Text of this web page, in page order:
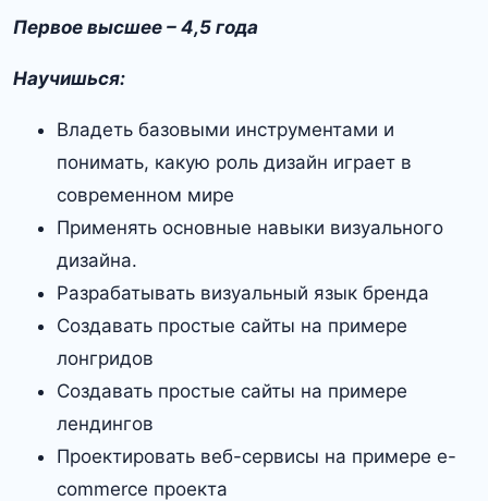
Первое высшее – 4,5 года
Научишься:
Владеть базовыми инструментами и
понимать, какую роль дизайн играет в
современном мире
Применять основные навыки визуального
дизайна.
Разрабатывать визуальный язык бренда
Создавать простые сайты на примере
лонгридов
Создавать простые сайты на примере
лендингов
Проектировать веб-сервисы на примере e-
commerce проекта